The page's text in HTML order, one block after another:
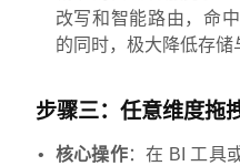
改写和智能路由，命
的同时，极大降低存储
步骤三：任意维度拖
核心操作：在 BI 工具